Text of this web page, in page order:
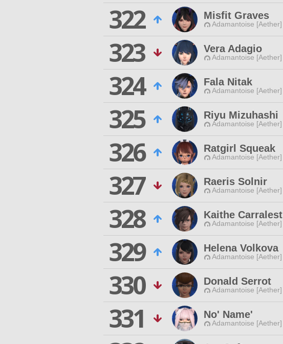
322
Misfit Graves
Adamantoise [Aether]
323
Vera Adagio
Adamantoise [Aether]
324
Fala Nitak
Adamantoise [Aether]
325
Riyu Mizuhashi
Adamantoise [Aether]
326
Ratgirl Squeak
Adamantoise [Aether]
327
Raeris Solnir
Adamantoise [Aether]
328
Kaithe Carralest
Adamantoise [Aether]
329
Helena Volkova
Adamantoise [Aether]
330
Donald Serrot
Adamantoise [Aether]
331
No' Name'
Adamantoise [Aether]